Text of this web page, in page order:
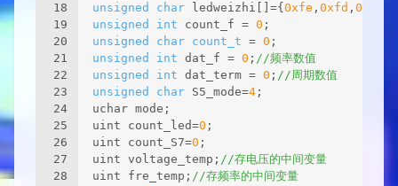
18
19
20
21
22
23
24
25
26
27
28
unsigned
char ledweizhi[]={ 0xfe , 0xfd , 0xfb
unsigned
int count_f = 0 ;
unsigned
char count_t = 0 ;
unsigned
int dat_f = 0 ; //频率数值
unsigned
int dat_term = 0 ; //周期数值
unsigned
char S5_mode=4 ;
uchar mode;
uint count_led=0 ;
uint count_S7=0 ;
uint voltage_temp; //存电压的中间变量
uint fre_temp; //存频率的中间变量